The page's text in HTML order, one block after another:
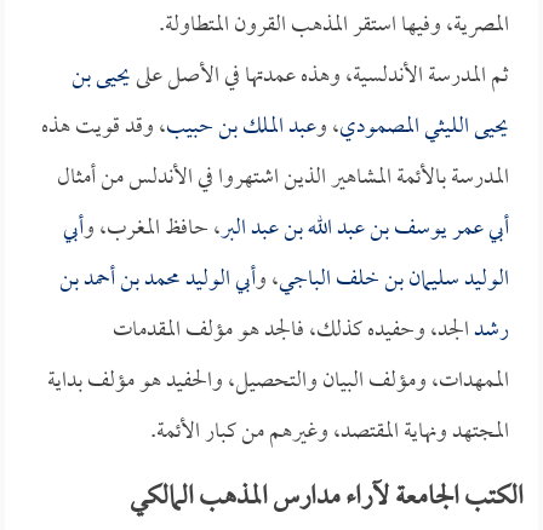
المصرية، وفيها استقر المذهب القرون المتطاولة.
ثم المدرسة الأندلسية، وهذه عمدتها في الأصل علىيحيى بن
يحيى الليثي المصمودي، وعبد الملك بن حبيب، وقد قويت هذه
المدرسة بالأئمة المشاهير الذين اشتهروا في الأندلس من أمثال
أبي عمر يوسف بن عبد الله بن عبد البر، حافظ المغرب، وأبي
الوليد سليمان بن خلف الباجي، وأبي الوليد محمد بن أحمد بن
رشدالجد، وحفيده كذلك، فالجد هو مؤلف المقدمات
الممهدات، ومؤلف البيان والتحصيل، والحفيد هو مؤلف بداية
المجتهد ونهاية المقتصد، وغيرهم من كبار الأئمة.
الكتب الجامعة لآراء مدارس المذهب المالكي